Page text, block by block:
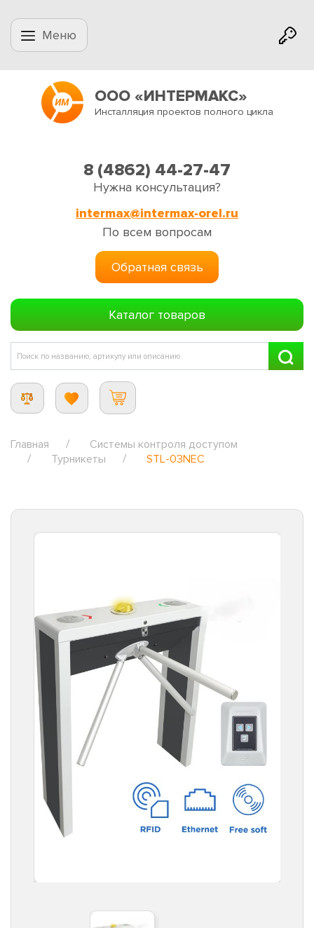
Меню
ООО «ИНТЕРМАКС»
Инсталляция проектов полного цикла
8 (4862) 44-27-47
Нужна консультация?
intermax@intermax-orel.ru
По всем вопросам
Обратная связь
Каталог товаров
Главная
Системы контроля доступом
Турникеты
STL-03NEC